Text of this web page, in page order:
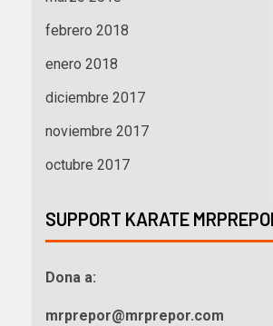
febrero 2018
enero 2018
diciembre 2017
noviembre 2017
octubre 2017
SUPPORT KARATE
Dona a:
mrprepor@mrprepor.com